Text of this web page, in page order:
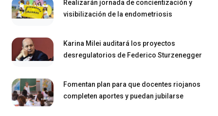
Realizarán jornada de concientización y
visibilización de la endometriosis
Karina Milei auditará los proyectos
desregulatorios de Federico Sturzenegger
Fomentan plan para que docentes riojanos
completen aportes y puedan jubilarse